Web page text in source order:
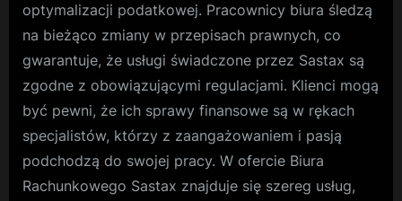
optymalizacji podatkowej. Pracownicy biura śledzą
na bieżąco zmiany w przepisach prawnych, co
gwarantuje, że usługi świadczone przez Sastax są
zgodne z obowiązującymi regulacjami. Klienci mogą
być pewni, że ich sprawy finansowe są w rękach
specjalistów, którzy z zaangażowaniem i pasją
podchodzą do swojej pracy. W ofercie Biura
Rachunkowego Sastax znajduje się szereg usług,